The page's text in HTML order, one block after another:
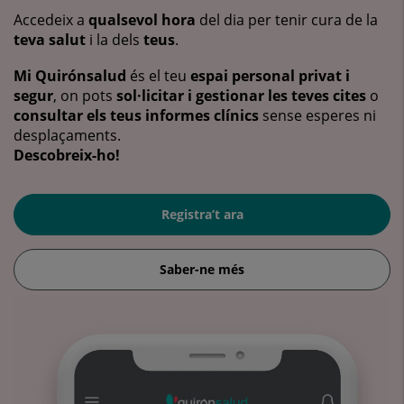
Accedeix a qualsevol hora del dia per tenir cura de la
teva salut i la dels teus.
Mi Quirónsalud és el teu espai personal privat i
segur, on pots sol·licitar i gestionar les teves cites o
consultar els teus informes clínics sense esperes ni
desplaçaments.
Descobreix-ho!
Registra’t ara
Saber-ne més